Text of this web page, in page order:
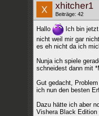
xhitcher1
Beiträge: 42
Hallo Ich bin jetzt
nicht weil mir gar
es eh nicht da ich
Nunja ich spiele
schneidest dann mit
Gut gedacht,
ich nun den besten
Dazu hätte ich aber
Vishera Black Edition